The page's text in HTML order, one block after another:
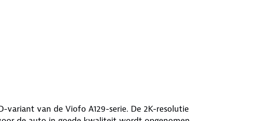
variant van de Viofo A129-serie. De 2K-resolutie